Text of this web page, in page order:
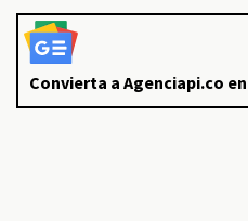
Convierta a Agenciapi.co